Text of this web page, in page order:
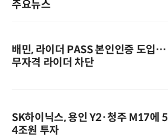
주요뉴스
배민, 라이더 PASS 본인인증 도입…
무자격 라이더 차단
SK하이닉스, 용인 Y2·청주 M17에 5
4조원 투자